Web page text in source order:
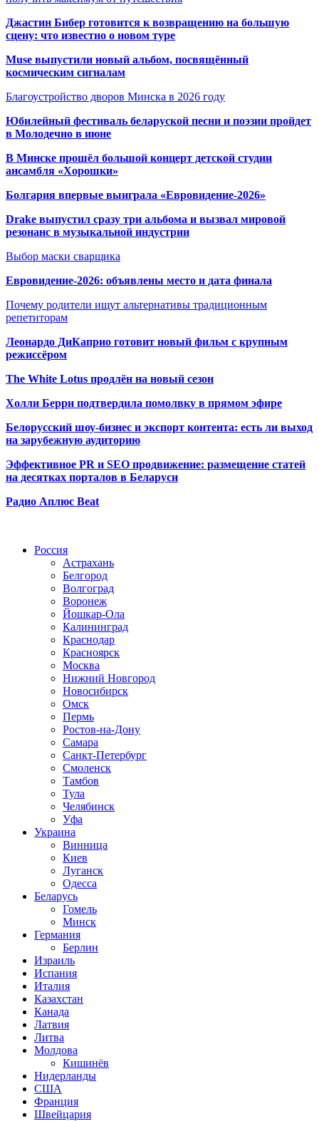
Джастин Бибер готовится к возвращению на большую
сцену: что известно о новом туре
Muse выпустили новый альбом, посвящённый
космическим сигналам
Благоустройство дворов Минска в 2026 году
Юбилейный фестиваль беларуской песни и поэзии пройдет
в Молодечно в июне
В Минске прошёл большой концерт детской студии
ансамбля «Хорошки»
Болгария впервые выиграла «Евровидение-2026»
Drake выпустил сразу три альбома и вызвал мировой
резонанс в музыкальной индустрии
Выбор маски сварщика
Евровидение-2026: объявлены место и дата финала
Почему родители ищут альтернативы традиционным
репетиторам
Леонардо ДиКаприо готовит новый фильм с крупным
режиссёром
The White Lotus продлён на новый сезон
Холли Берри подтвердила помолвку в прямом эфире
Белорусский шоу-бизнес и экспорт контента: есть ли выход
на зарубежную аудиторию
Эффективное PR и SEO продвижение: размещение статей
на десятках порталов в Беларуси
Радио Аплюс Beat
Россия
Астрахань
Белгород
Волгоград
Воронеж
Йошкар-Ола
Калининград
Краснодар
Красноярск
Москва
Нижний Новгород
Новосибирск
Омск
Пермь
Ростов-на-Дону
Самара
Санкт-Петербург
Смоленск
Тамбов
Тула
Челябинск
Уфа
Украина
Винница
Киев
Луганск
Одесса
Беларусь
Гомель
Минск
Германия
Берлин
Израиль
Испания
Италия
Казахстан
Канада
Латвия
Литва
Молдова
Кишинёв
Нидерланды
США
Франция
Швейцария